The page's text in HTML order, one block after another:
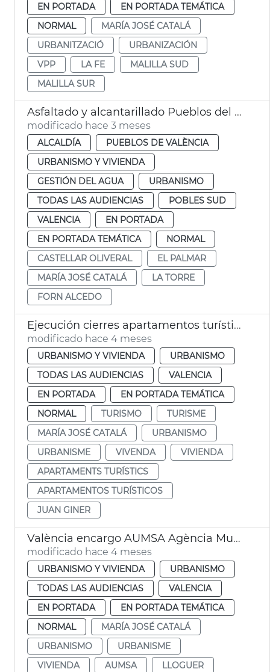
EN PORTADA
EN PORTADA TEMÁTICA
NORMAL
MARÍA JOSÉ CATALÁ
URBANITZACIÓ
URBANIZACIÓN
VPP
LA FE
MALILLA SUD
MALILLA SUR
Asfaltado y alcantarillado Pueblos del Sur València
modificado hace 3 meses
ALCALDÍA
PUEBLOS DE VALÈNCIA
URBANISMO Y VIVIENDA
GESTIÓN DEL AGUA
URBANISMO
TODAS LAS AUDIENCIAS
POBLES SUD
VALENCIA
EN PORTADA
EN PORTADA TEMÁTICA
NORMAL
CASTELLAR OLIVERAL
EL PALMAR
MARÍA JOSÉ CATALÁ
LA TORRE
FORN ALCEDO
Ejecución cierres apartamentos turísticos ilegales
modificado hace 4 meses
URBANISMO Y VIVIENDA
URBANISMO
TODAS LAS AUDIENCIAS
VALENCIA
EN PORTADA
EN PORTADA TEMÁTICA
NORMAL
TURISMO
TURISME
MARÍA JOSÉ CATALÁ
URBANISMO
URBANISME
VIVENDA
VIVIENDA
APARTAMENTS TURÍSTICS
APARTAMENTOS TURÍSTICOS
JUAN GINER
València encargo AUMSA Agència Municipal Lloguer
modificado hace 4 meses
URBANISMO Y VIVIENDA
URBANISMO
TODAS LAS AUDIENCIAS
VALENCIA
EN PORTADA
EN PORTADA TEMÁTICA
NORMAL
MARÍA JOSÉ CATALÁ
URBANISMO
URBANISME
VIVIENDA
AUMSA
LLOGUER